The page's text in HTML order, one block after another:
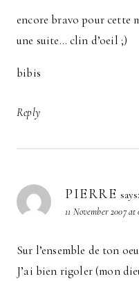
encore bravo pour cette
une suite… clin d’oeil ;)
bibis
Reply
PIERRE says:
11 November 2007 at
Sur l’ensemble de ton
J’ai bien rigoler (mon